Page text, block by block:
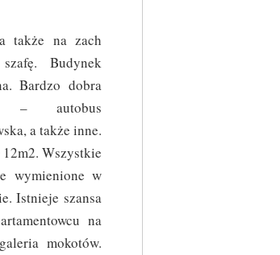
także na zach
Budynek
Bardzo dobra
– autobus
a także inne.
Wszystkie
wymienione w
Istnieje szansa
na
mokotów.